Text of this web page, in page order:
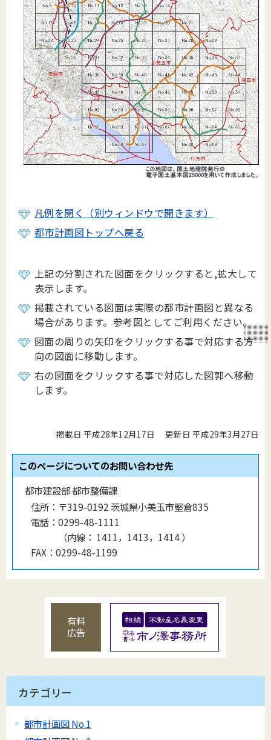
凡例を開く（別ウィンドウで開きます）
都市計画図トップへ戻る
上記の分割された図面をクリックすると,拡大して
表示します。
掲載されている図面は実際の都市計画図と異なる
場合があります。参考図としてご利用ください。
図面の周りの矢印をクリックする事で対応する方
向の図面に移動します。
右の図面をクリックする事で対応した図郭へ移動
します。
掲載日 平成28年12月17日 更新日 平成29年3月27日
このページについてのお問い合わせ先
都市建設部 都市整備課
住所： 〒319-0192 茨城県小美玉市堅倉835
電話： 0299-48-1111
（内線 ： 1411，1413，1414）
FAX： 0299-48-1199
有料
広告
カテゴリー
都市計画図 No.1